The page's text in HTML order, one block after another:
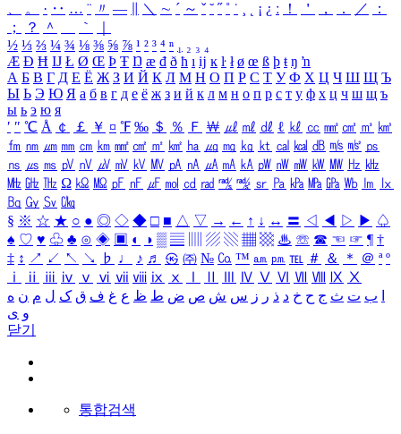
、
。 · ‥ … ¨ 〃 ― ＼ ∼ ´ ～ ˇ ˘ ˝ ˚ ˙ ¸ ¡ ¿ ː ！ ＇ ， ． ／
：
；
？ ＾ ｀
½ ⅓ ⅔ ¼ ¾ ⅛ ⅜ ⅝ ⅞ ¹ ² ³ ⁴ ⁿ ₁ ₂ ₃ ₄
Æ Ð Ħ Ĳ Ł Ø Œ Þ Ŧ Ŋ æ đ ð ħ ı ĳ ĸ ŀ ł ø œ ß þ ŧ ŋ ŉ
А Б В Г Д Е Ё Ж З И Й К Л М Н О П Р С Т У Ф Х Ц Ч Ш Щ Ъ
Ы Ь Э Ю Я а б в г д е ё ж з и й к л м н о п р с т у ф х ц ч ш щ ъ
ы ь э ю я
′ ″ ℃ Å ￠ ￡ ￥ ¤ ℉ ‰ ＄ ％ Ｆ ￦ ㎕ ㎖ ㎗ ℓ ㎘ ㏄ ㎣ ㎤ ㎥ ㎦
㎙ ㎚ ㎛ ㎜ ㎝ ㎞ ㎟ ㎠ ㎡ ㎢ ㏊ ㎍ ㎎ ㎏ ㏏ ㎈ ㎉ ㏈ ㎧ ㎨ ㎰
㎱ ㎲ ㎳ ㎴ ㎵ ㎶ ㎷ ㎸ ㎹ ㎀ ㎁ ㎂ ㎃ ㎄ ㎺ ㎻ ㎽ ㎾ ㎿ ㎐ ㎑
㎒ ㎓ ㎔ Ω ㏀ ㏁ ㎊ ㎋ ㎌ ㏖ ㏅ ㎭ ㎮ ㎯ ㏛ ㎩ ㎪ ㎫ ㎬ ㏝ ㏐
㏓
㏃ ㏉ ㏜ ㏆
§ ※ ☆ ★ ○ ● ◎ ◇ ◆ □ ■ △ ▽ → ← ↑ ↓ ↔ 〓 ◁ ◀ ▷ ▶ ♤
♠ ♡ ♥ ♧ ♣ ⊙ ◈ ▣ ◐ ◑ ▒ ▤ ▨ ▧ ▦ ▩ ♨ ☏ ☎ ☜ ☞ ¶ †
‡ ↕ ↗ ↙ ↖ ↘ ♭ ♩ ♪ ♬ ㉿ ㈜ № ㏇ ™ ㏂ ㏘ ℡ ＃ ＆ ＊ ＠ ª º
ⅰ
ⅱ ⅲ ⅳ ⅴ ⅵ ⅶ ⅷ ⅸ ⅹ Ⅳ Ⅴ Ⅵ Ⅶ Ⅷ Ⅸ Ⅹ
ب ت ث ج ح خ د ذ ر ز س ش ص ض ط ظ ع غ ف ق ک ل م ن ه
و ی
닫기
통합검색